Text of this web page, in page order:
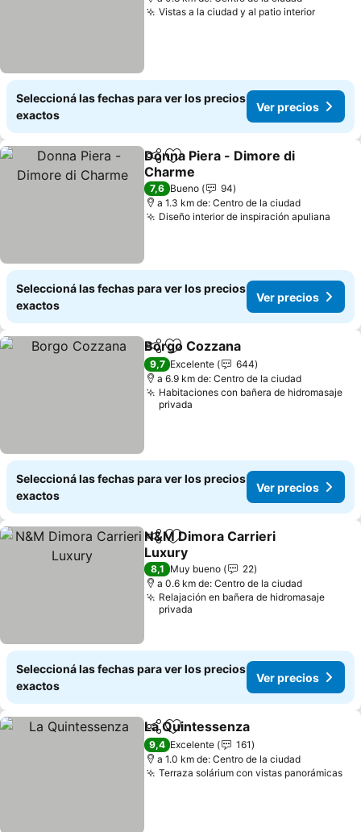
Vistas a la ciudad y al patio interior
Seleccioná las fechas para ver los precios
exactos
Ver precios
CompartirAñadir a favoritos
Donna Piera - Dimore di
Charme
7,6 Bueno
94
a 1.3 km de: Centro de la ciudad
Diseño interior de inspiración apuliana
Seleccioná las fechas para ver los precios
exactos
Ver precios
CompartirAñadir a favoritos
Borgo Cozzana
9,7 Excelente
644
a 6.9 km de: Centro de la ciudad
Habitaciones con bañera de hidromasaje
privada
Seleccioná las fechas para ver los precios
exactos
Ver precios
CompartirAñadir a favoritos
N&M Dimora Carrieri
Luxury
8,1 Muy bueno
22
a 0.6 km de: Centro de la ciudad
Relajación en bañera de hidromasaje
privada
Seleccioná las fechas para ver los precios
exactos
Ver precios
CompartirAñadir a favoritos
La Quintessenza
9,4 Excelente
161
a 1.0 km de: Centro de la ciudad
Terraza solárium con vistas panorámicas